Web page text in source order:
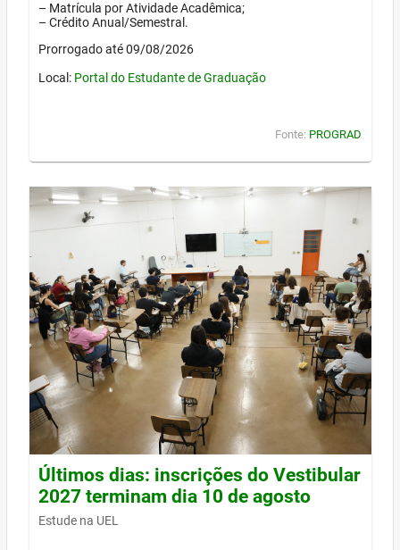
– Matrícula por Atividade Acadêmica;
– Crédito Anual/Semestral.
Prorrogado até 09/08/2026
Local: Portal do Estudante de Graduação
Fonte: PROGRAD
Últimos dias: inscrições do Vestibular
2027 terminam dia 10 de agosto
Estude na UEL